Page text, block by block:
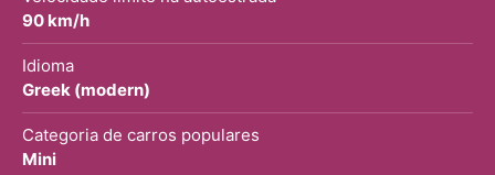
90 km/h
Idioma
Greek (modern)
Categoria de carros populares
Mini